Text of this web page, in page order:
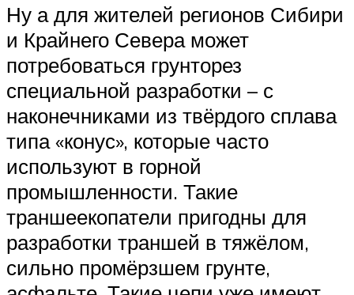
Ну а для жителей регионов Сибири
и Крайнего Севера может
потребоваться грунторез
специальной разработки – с
наконечниками из твёрдого сплава
типа «конус», которые часто
используют в горной
промышленности. Такие
траншеекопатели пригодны для
разработки траншей в тяжёлом,
сильно промёрзшем грунте,